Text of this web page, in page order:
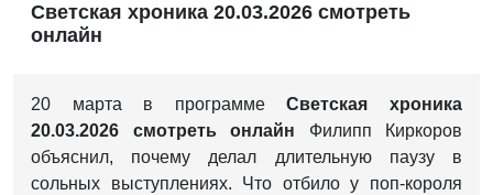
Светская хроника 20.03.2026 смотреть
онлайн
20 марта в программеСветская хроника
20.03.2026 смотреть онлайн Филипп Киркоров
объяснил, почему делал длительную паузу в
сольных выступлениях. Что отбило у поп-короля